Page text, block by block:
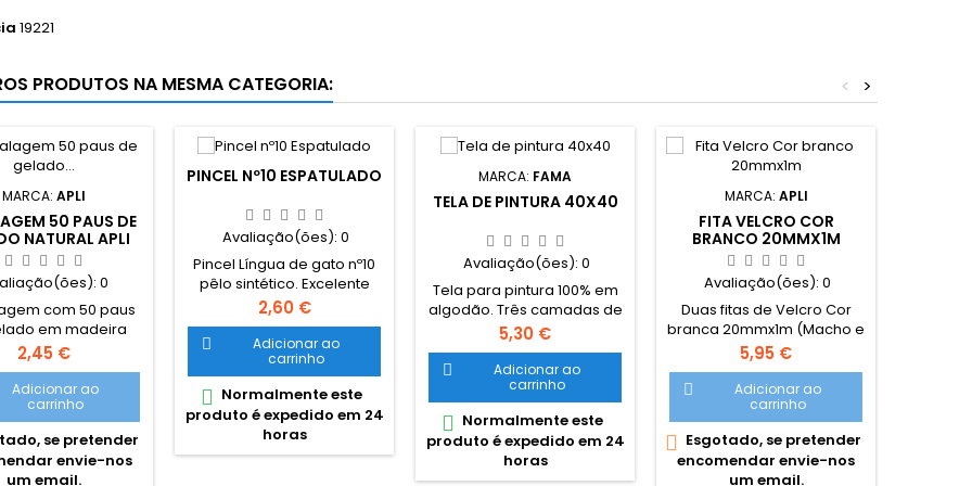
19221
PRODUTOS NA MESMA CATEGORIA: >
<
MARCA: APLI
50 PAUS DE
NATURAL APLI
0
com 50 paus
em madeira
APLI para utilização
manualidades
Preço
2,45 €
Adicionar ao
carrinho
se pretender
envie-nos
um email.
PINCEL Nº10 ESPATULADO
Avaliação(ões): 0
Pincel Língua de gato nº10
pêlo sintético. Excelente
relação qualidade preço,
com cabo curto, pêlo
fléxivel e sedoso para
pinceladas ilustrativas e
precisas em superfícies
como madeira, porcelana,
aguarela, vidro, cerâmica,
tela, etc. O cabo curto é
adequado para uma
Preço
2,60 €

Adicionar ao
carrinho
 Normalmente este
produto é expedido em 24
horas
MARCA: FAMA
TELA DE PINTURA 40X40
Avaliação(ões): 0
Tela para pintura 100% em
algodão. Três camadas de
gesso acrílico. Adequado
para utilização de tintas
acrílicas e óleo. Construção
sólida em madeira.
Moldura 1,7cm (Grade
1,7cm)
Preço
5,30 €

Adicionar ao
carrinho
 Normalmente este
produto é expedido em 24
horas
MARCA: APLI
FITA VELCRO COR
BRANCO 20MMX1M
Avaliação(ões): 0
Duas fitas de Velcro Cor
branca 20mmx1m (Macho e
femea) Autoadesivo
Preço
5,95 €

Adicionar ao
carrinho
 Esgotado, se pretender
encomendar envie-nos
um email.